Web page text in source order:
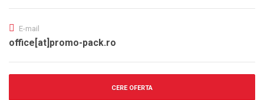
E-mail
office[at]promo-pack.ro
CERE OFERTA